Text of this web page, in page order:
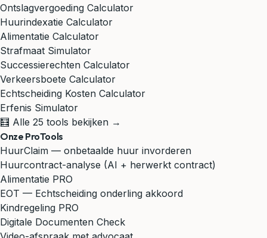
Ontslagvergoeding Calculator
Huurindexatie Calculator
Alimentatie Calculator
Strafmaat Simulator
Successierechten Calculator
Verkeersboete Calculator
Echtscheiding Kosten Calculator
Erfenis Simulator
🧮 Alle 25 tools bekijken →
Onze ProTools
HuurClaim — onbetaalde huur invorderen
Huurcontract-analyse (AI + herwerkt contract)
Alimentatie PRO
EOT — Echtscheiding onderling akkoord
Kindregeling PRO
Digitale Documenten Check